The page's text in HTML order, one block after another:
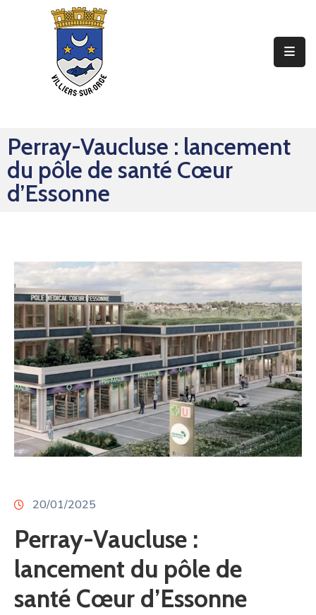
Mes
Sorties
Perray-Vaucluse : lancement
du pôle de santé Cœur
d’Essonne
20/01/2025
Perray-Vaucluse :
lancement du pôle de
santé Cœur d’Essonne